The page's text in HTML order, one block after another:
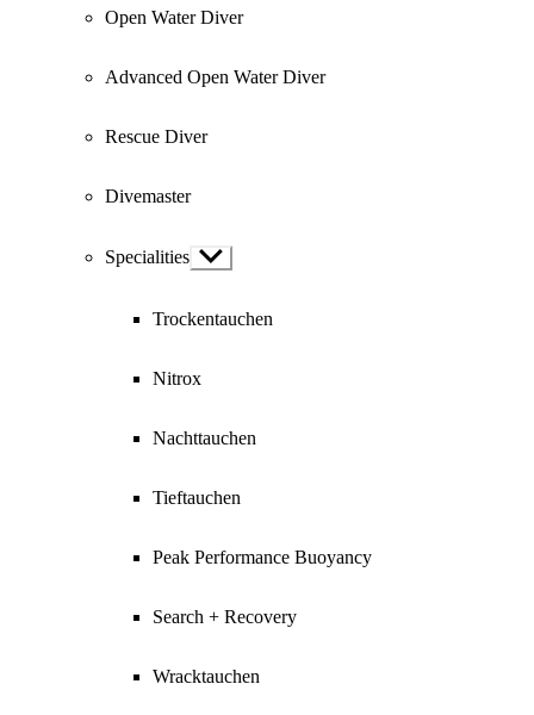
Open Water Diver
Advanced Open Water Diver
Rescue Diver
Divemaster
Specialities Show
sub
Trockentauchen
Nitrox
Nachttauchen
Tieftauchen
Peak Performance Buoyancy
Search + Recovery
Wracktauchen